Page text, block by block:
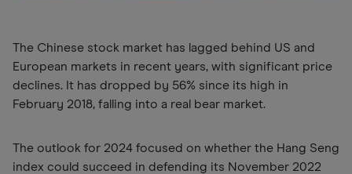
The Chinese stock market has lagged behind US and
European markets in recent years, with significant price
declines. It has dropped by 56% since its high in
February 2018, falling into a real bear market.
The outlook for 2024 focused on whether the Hang Seng
index could succeed in defending its November 2022